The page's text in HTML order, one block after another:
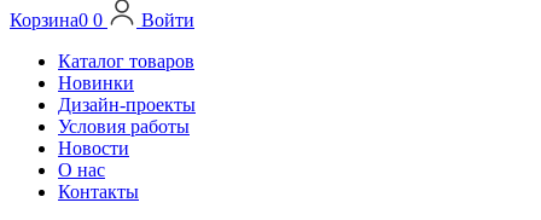
Корзина0 0
Войти
Каталог товаров
Новинки
Дизайн-проекты
Условия работы
Новости
О нас
Контакты